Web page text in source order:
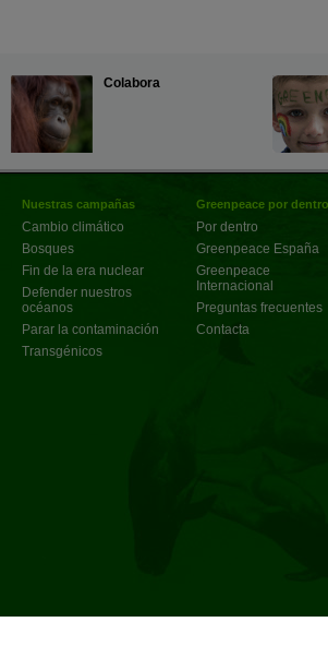
Colabora
Nuestras campañas
Cambio climático
Bosques
Fin de la era nuclear
Defender nuestros
océanos
Parar la contaminación
Transgénicos
Greenpeace por dentro
Por dentro
Greenpeace España
Greenpeace
Internacional
Preguntas frecuentes
Contacta